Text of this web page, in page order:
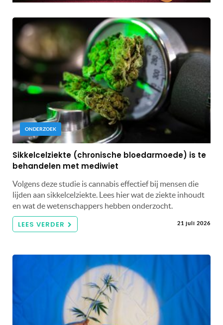
ONDERZOEK
Sikkelcelziekte (chronische bloedarmoede) is te
behandelen met mediwiet
Volgens deze studie is cannabis effectief bij mensen die
lijden aan sikkelcelziekte. Lees hier wat de ziekte inhoudt
en wat de wetenschappers hebben onderzocht.
LEES VERDER 21 juli 2026